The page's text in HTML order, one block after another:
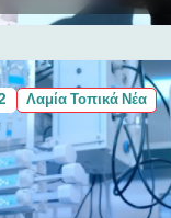
Λαμία Τοπικά Νέα